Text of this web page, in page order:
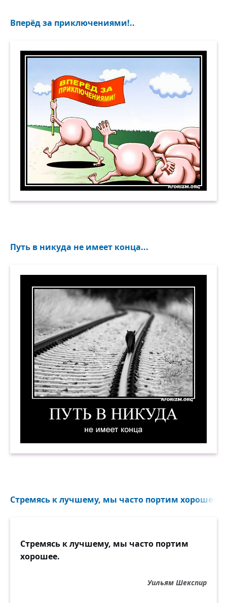
Вперёд за приключениями!..
Вперёд за приключениями! Демотиватор
Путь в никуда не имеет конца...
Стремясь к лучшему, мы часто портим хорошее...
Стремясь к лучшему, мы часто портим
хорошее.
Уильям Шекспир